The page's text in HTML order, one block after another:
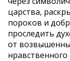
царства,
пороков и
проследить
от
нравственного